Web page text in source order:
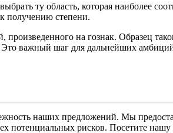
ту область, которая наиболее
получению степени.
на гознак. Образец
важный шаг для дальнейших
наших предложений. Мы
потенциальных рисков. Посетите